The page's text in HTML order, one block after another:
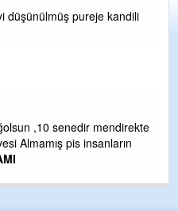
asır damgasını vurmuş
bağlamayı... Ben İbrahim
YERLEŞİM YERI